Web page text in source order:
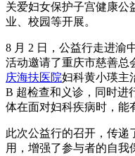
关爱妇女保护子宫健康公
业、校园等开展。
8 月 2 日，公益行走进渝
活动邀请了重庆市慈善总
庆海扶医院妇科黄小瑛主
B 超检查和义诊，同时进
体在面对妇科疾病时，能
此次公益行的召开，传递
用，增强了参与者的自我